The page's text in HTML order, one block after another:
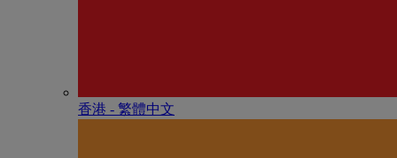
香港 - 繁體中文